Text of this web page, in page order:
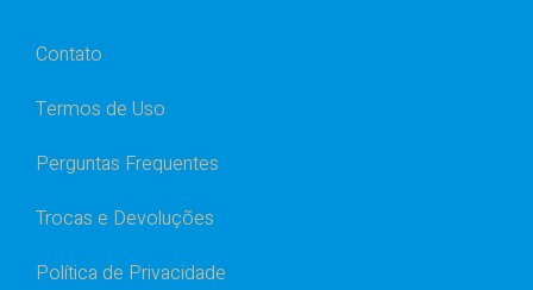
Contato
Termos de Uso
Perguntas Frequentes
Trocas e Devoluções
Política de Privacidade